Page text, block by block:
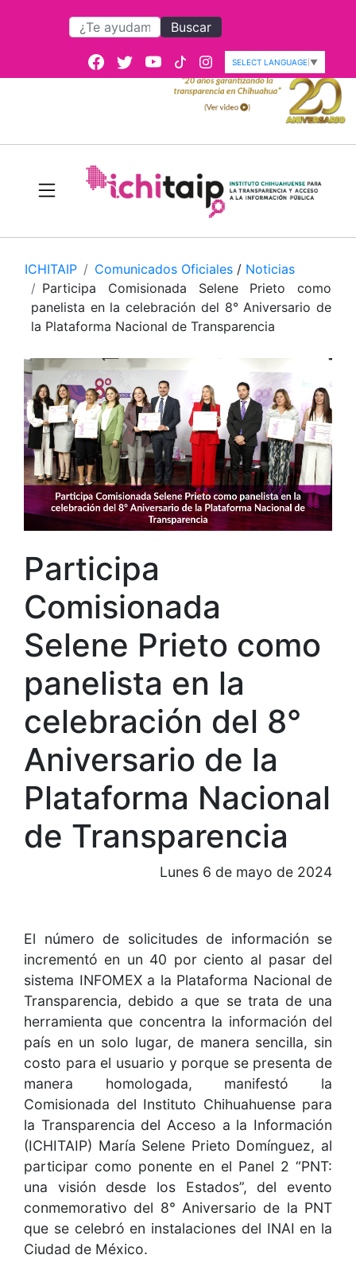
Buscar
SELECT LANGUAGE ▼
ICHITAIP Comunicados Oficiales / Noticias
Participa Comisionada Selene Prieto como
panelista en la celebración del 8° Aniversario de
la Plataforma Nacional de Transparencia
Participa
Comisionada
Selene Prieto como
panelista en la
celebración del 8°
Aniversario de la
Plataforma Nacional
de Transparencia
Lunes 6 de mayo de 2024
El número de solicitudes de información se
incrementó en un 40 por ciento al pasar del
sistema INFOMEX a la Plataforma Nacional de
Transparencia, debido a que se trata de una
herramienta que concentra la información del
país en un solo lugar, de manera sencilla, sin
costo para el usuario y porque se presenta de
manera homologada, manifestó la
Comisionada del Instituto Chihuahuense para
la Transparencia del Acceso a la Información
(ICHITAIP) María Selene Prieto Domínguez, al
participar como ponente en el Panel 2 “PNT:
una visión desde los Estados”, del evento
conmemorativo del 8° Aniversario de la PNT
que se celebró en instalaciones del INAI en la
Ciudad de México.